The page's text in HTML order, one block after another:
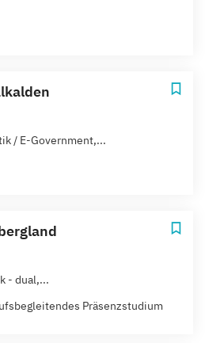
/ E-Government,...
- dual,...
Präsenzstudium